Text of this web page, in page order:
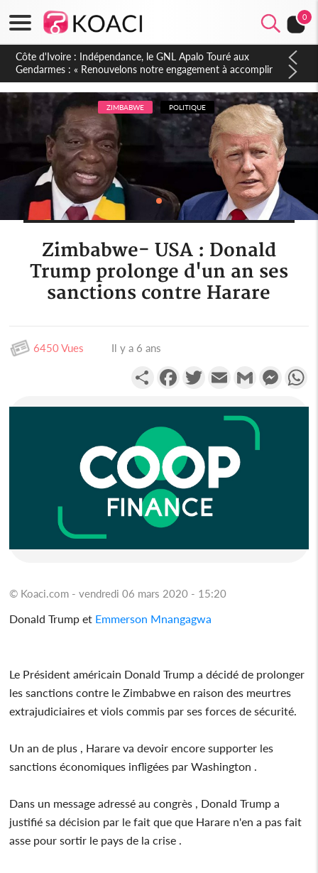
0
Sierra Leone : Un projet de réforme constitutionnelle en
gestation, points clés des amendements, un exclu d'avance
ZIMBABWE POLITIQUE
Zimbabwe- USA : Donald
Trump prolonge d'un an ses
sanctions contre Harare
6450 Vues Il y a 6 ans
PartagerFacebookTwitterEmail Gmail
© Koaci.com - vendredi 06 mars 2020 - 15:20
Donald Trump et Emmerson Mnangagwa
Le Président américain Donald Trump a décidé de prolonger
les sanctions contre le Zimbabwe en raison des meurtres
extrajudiciaires et viols commis par ses forces de sécurité.
Un an de plus , Harare va devoir encore supporter les
sanctions économiques infligées par Washington .
Dans un message adressé au congrès , Donald Trump a
justifié sa décision par le fait que que Harare n'en a pas fait
asse pour sortir le pays de la crise .